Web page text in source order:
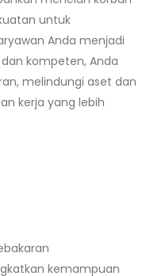
untuk
Anda menjadi
kompeten, Anda
melindungi aset dan
kerja yang lebih
kemampuan